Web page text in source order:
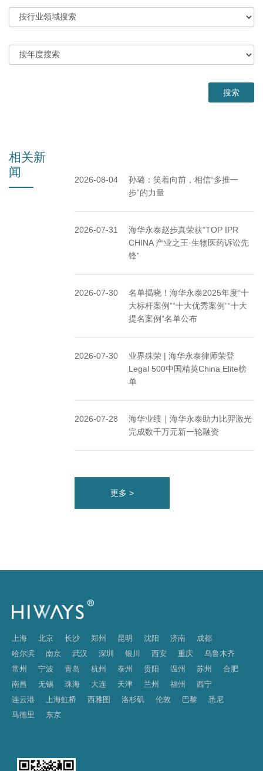
相关新
闻
2026-08-04
孙璐：笑着向前，相信“多推一
步”的力量
2026-07-31
海华永泰赵步真荣获“TOP IPR
CHINA 产业之王·生物医药诉讼先
锋”
2026-07-30
名单揭晓！海华永泰2025年度“十
大标杆案例”“十大优秀案例”“十大
提名案例”名单公布
2026-07-30
业界殊荣 | 海华永泰律师荣登
Legal 500中国精英China Elite榜
单
2026-07-28
海华业绩｜海华永泰助力比羿激光
完成数千万元新一轮融资
更多 >
上海 北京 长沙 郑州 昆明 沈阳 济南
成都
哈尔滨
南京 武汉 深圳 银川 西安 重庆
乌鲁木齐
常州
宁波 青岛 杭州 泰州 贵阳 温州 苏州
合肥
南昌
无锡 珠海 大连 天津 兰州 福州
西宁
连云港
上海虹桥 西雅图 洛杉矶 伦敦 巴黎
悉尼
马德里
东京